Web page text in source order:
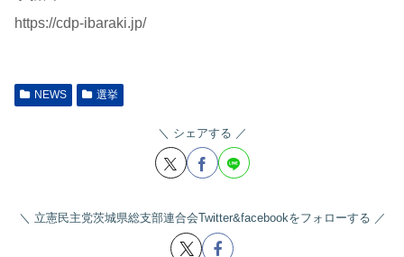
https://cdp-ibaraki.jp/
NEWS 選挙
シェアする
立憲民主党茨城県総支部連合会Twitter&facebookをフォローする